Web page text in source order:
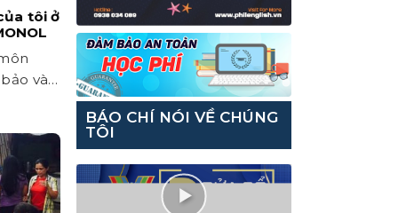
tôi ở
và
BÁO CHÍ NÓI VỀ CHÚNG
TÔI